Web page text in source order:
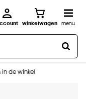
winkelwagen menu
de winkel
aan huis